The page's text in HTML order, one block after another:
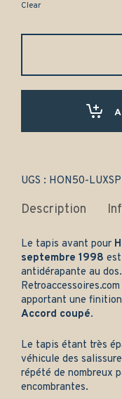
Clear
luxe
UGS : HON50-
Description
Le tapis avant pour
septembre 1998
antidérapante au
Retroaccessoires.com
apportant une
Accord coupé.
Le tapis étant très
véhicule des
répété de nombreux
encombrantes.